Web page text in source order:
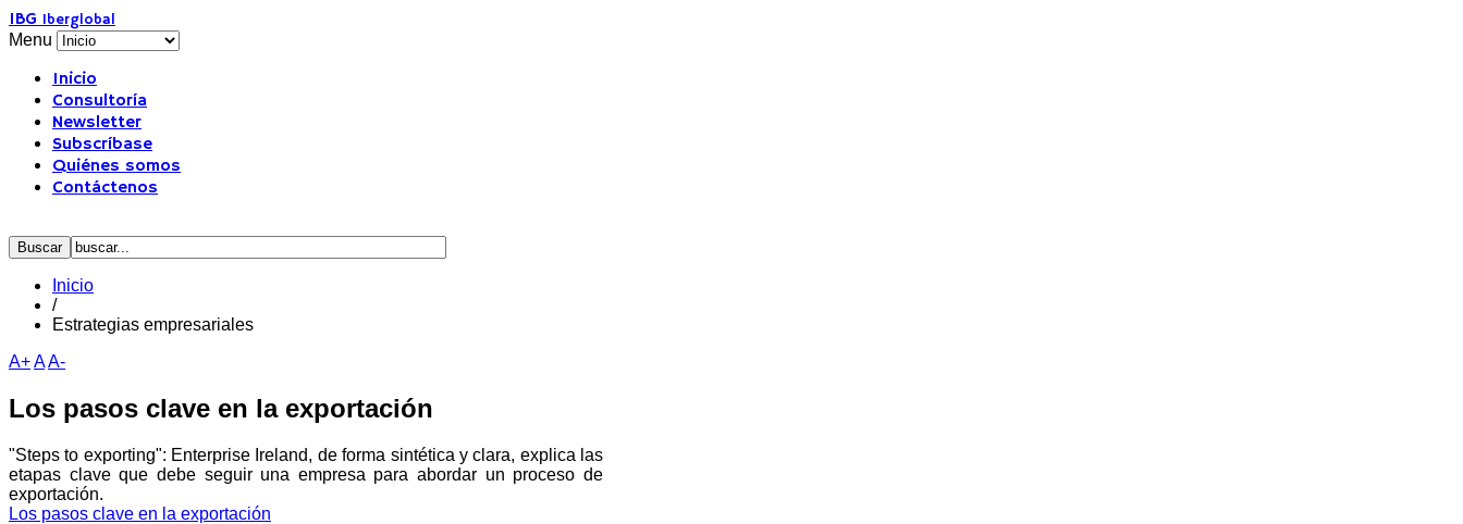
IBG Iberglobal
Menu
Inicio
Consultoría
Newsletter
Subscríbase
Quiénes somos
Contáctenos
Inicio
/
Estrategias empresariales
A+AA-
Los pasos clave en la exportación
"Steps to exporting": Enterprise Ireland, de forma sintética y clara, explica las
etapas clave que debe seguir una empresa para abordar un proceso de
exportación.
Los pasos clave en la exportación